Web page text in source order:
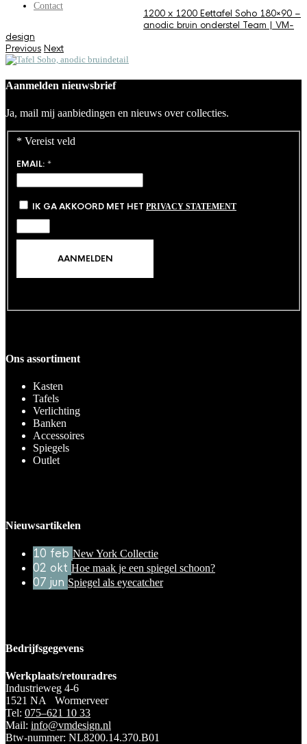
Contact
1200 x 1200 Eettafel Soho 180×90 –
anodic bruin onderstel Team | VM-
design
Previous Next
Aanmelden nieuwsbrief
Ja, mail mij aanbiedingen en nieuws over collecties.
* Vereist veld
EMAIL: *
IK GA AKKOORD MET HET PRIVACY STATEMENT
Ons assortiment
Kasten
Tafels
Verlichting
Banken
Accessoires
Spiegels
Outlet
Nieuwsartikelen
10 feb New York Collectie
02 okt Hoe maak je een spiegel schoon?
07 jun Spiegel als eyecatcher
Bedrijfsgegevens
Werkplaats/retouradres
Industrieweg 4-6
1521 NA Wormerveer
Tel: 075–621 10 33
Mail: info@vmdesign.nl
Btw-nummer: NL8200.14.370.B01